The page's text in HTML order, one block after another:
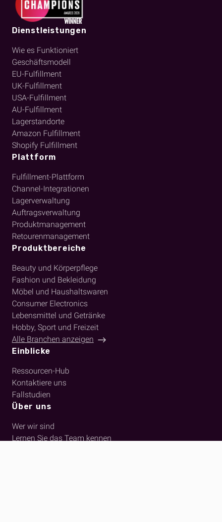
Dienstleistungen
Wie es Funktioniert
Geschäftsmodell
EU-Fulfillment
UK-Fulfillment
USA-Fulfillment
AU-Fulfillment
Lagerstandorte
Amazon Fulfillment
Shopify Fulfillment
Plattform
Fulfillment-Plattform
Channel-Integrationen
Lagerverwaltung
Auftragsverwaltung
Produktmanagement
Retourenmanagement
Produktbereiche
Beauty und Körperpflege
Fashion und Bekleidung
Möbel und Haushaltswaren
Consumer Electronics
Lebensmittel und Getränke
Hobby, Sport und Freizeit
Alle Branchen anzeigen
Einblicke
Ressourcen-Hub
Kontaktiere uns
Fallstudien
Über uns
Wer wir sind
Lernen Sie das Team kennen